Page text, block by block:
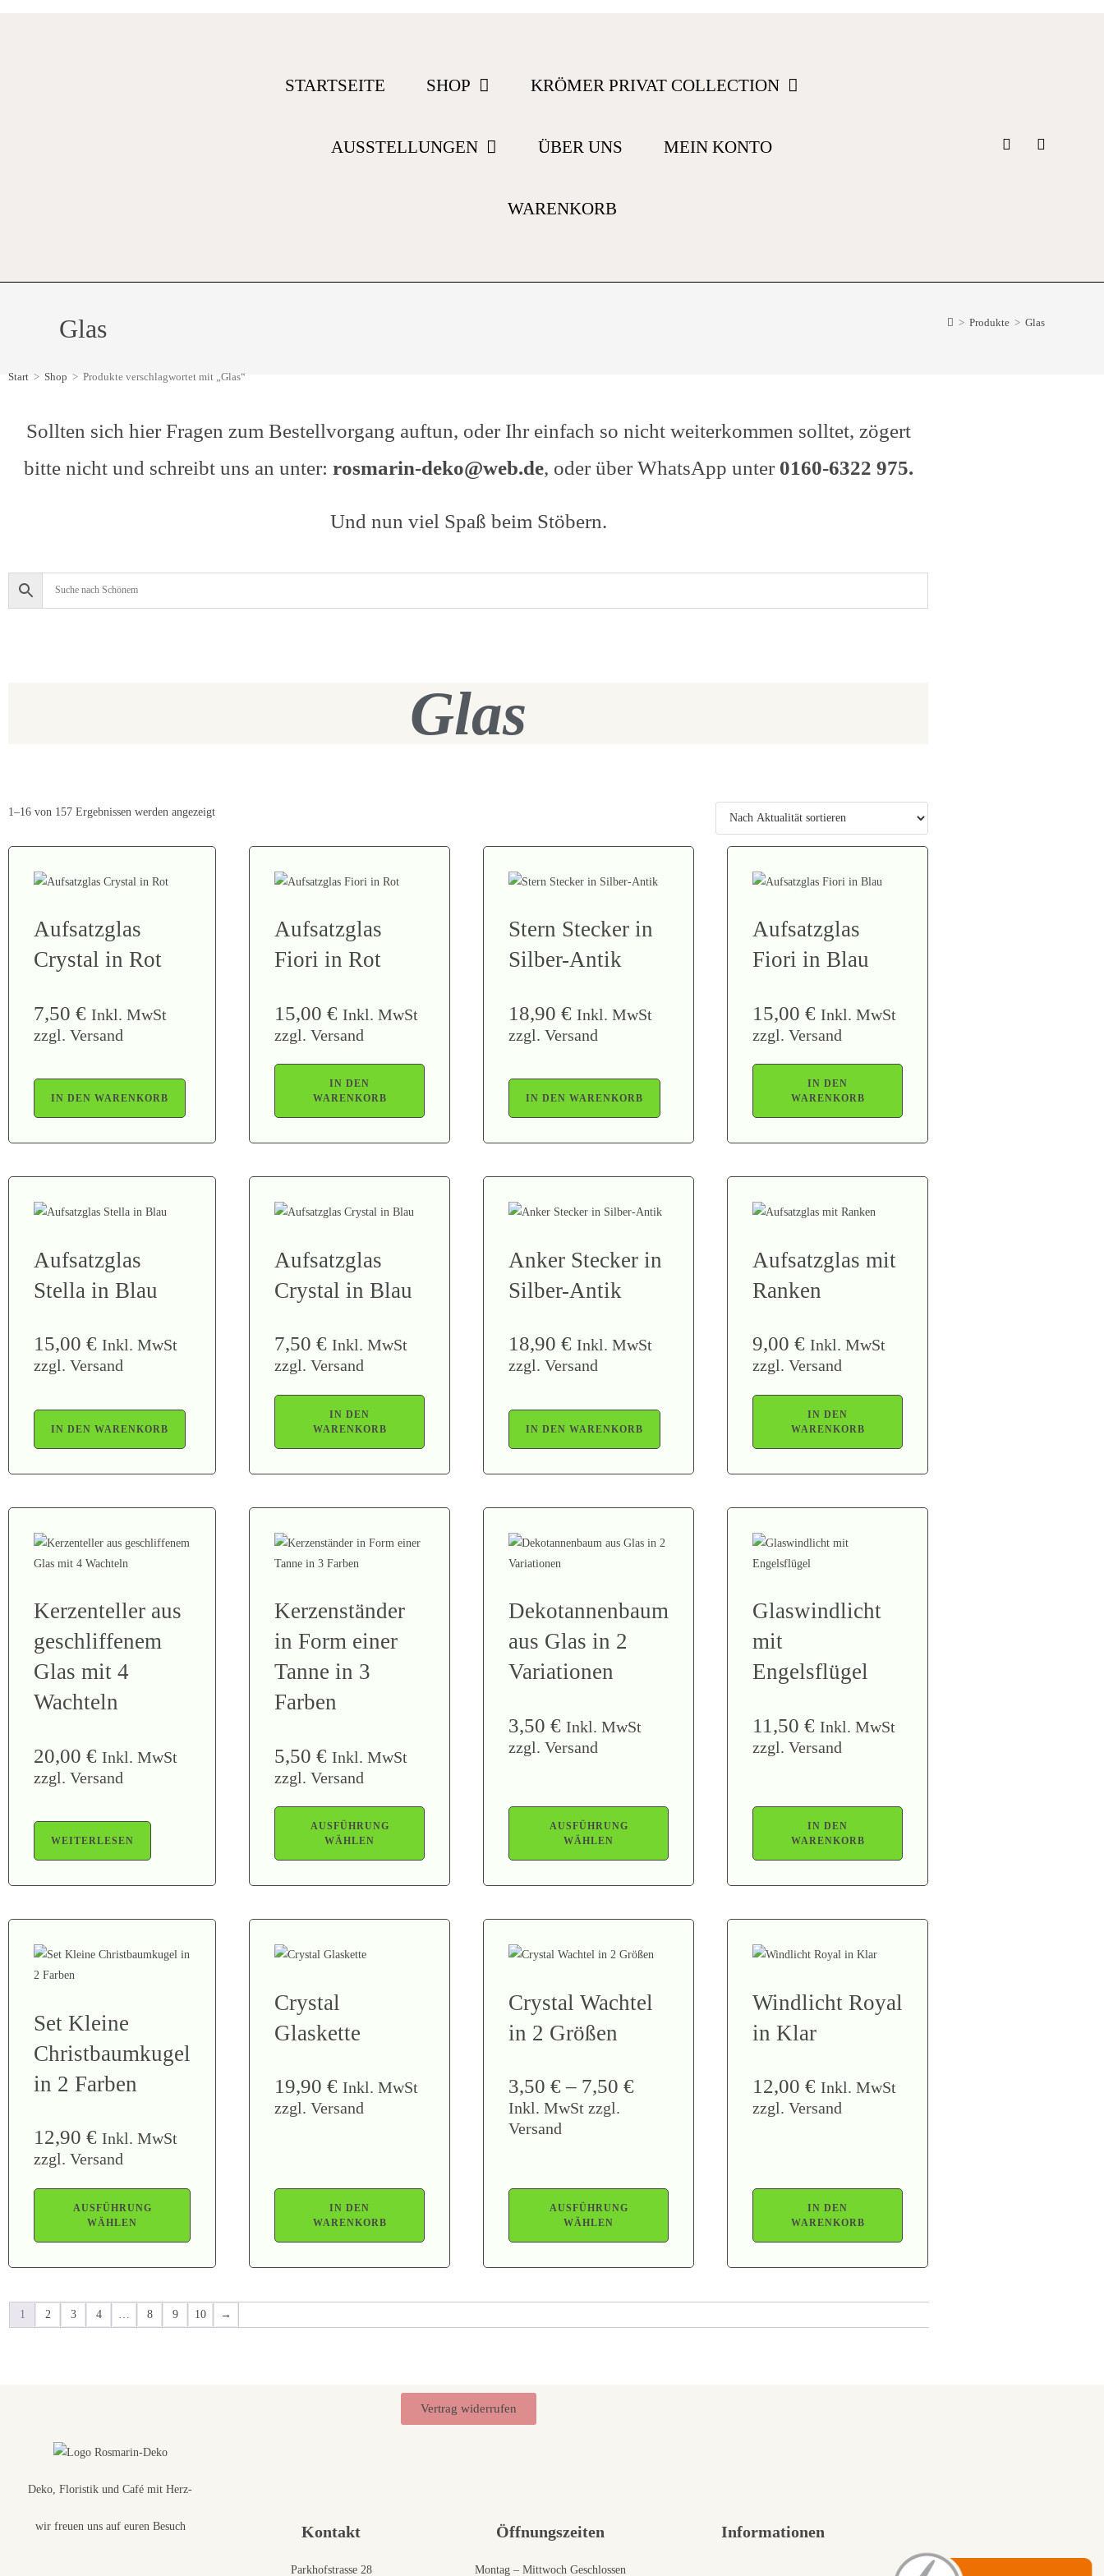
STARTSEITE SHOP KRÖMER PRIVAT COLLECTION
AUSSTELLUNGEN ÜBER UNS MEIN KONTO
WARENKORB
Glas > Produkte > Glas
Start > Shop > Produkte verschlagwortet mit „Glas“
Sollten sich hier Fragen zum Bestellvorgang auftun, oder Ihr einfach so nicht weiterkommen solltet, zögert
bitte nicht und schreibt uns an unter: rosmarin-deko@web.de, oder über WhatsApp unter 0160-6322 975.
Und nun viel Spaß beim Stöbern.
Glas
1–16 von 157 Ergebnissen werden angezeigt
Aufsatzglas
Crystal in Rot
7,50 € Inkl. MwSt
zzgl. Versand
IN DEN WARENKORB
Aufsatzglas
Fiori in Rot
15,00 € Inkl. MwSt
zzgl. Versand
IN DEN
WARENKORB
Stern Stecker in
Silber-Antik
18,90 € Inkl. MwSt
zzgl. Versand
IN DEN WARENKORB
Aufsatzglas
Fiori in Blau
15,00 € Inkl. MwSt
zzgl. Versand
IN DEN
WARENKORB
Aufsatzglas
Stella in Blau
15,00 € Inkl. MwSt
zzgl. Versand
IN DEN WARENKORB
Aufsatzglas
Crystal in Blau
7,50 € Inkl. MwSt
zzgl. Versand
IN DEN
WARENKORB
Anker Stecker in
Silber-Antik
18,90 € Inkl. MwSt
zzgl. Versand
IN DEN WARENKORB
Aufsatzglas mit
Ranken
9,00 € Inkl. MwSt
zzgl. Versand
IN DEN
WARENKORB
Kerzenteller aus
geschliffenem
Glas mit 4
Wachteln
20,00 € Inkl. MwSt
zzgl. Versand
WEITERLESEN
Kerzenständer
in Form einer
Tanne in 3
Farben
5,50 € Inkl. MwSt
zzgl. Versand
AUSFÜHRUNG
WÄHLEN
Dekotannenbaum
aus Glas in 2
Variationen
3,50 € Inkl. MwSt
zzgl. Versand
AUSFÜHRUNG
WÄHLEN
Glaswindlicht
mit
Engelsflügel
11,50 € Inkl. MwSt
zzgl. Versand
IN DEN
WARENKORB
Set Kleine
Christbaumkugel
in 2 Farben
12,90 € Inkl. MwSt
zzgl. Versand
AUSFÜHRUNG
WÄHLEN
Crystal
Glaskette
19,90 € Inkl. MwSt
zzgl. Versand
IN DEN
WARENKORB
Crystal Wachtel
in 2 Größen
3,50 € – 7,50 €
Inkl. MwSt zzgl.
Versand
AUSFÜHRUNG
WÄHLEN
Windlicht Royal
in Klar
12,00 € Inkl. MwSt
zzgl. Versand
IN DEN
WARENKORB
1 2 3 4 8 9 10 →
Vertrag widerrufen
Deko, Floristik und Café mit Herz-
wir freuen uns auf euren Besuch Kontakt
Parkhofstrasse 28
Öffnungszeiten
Montag – Mittwoch Geschlossen
Informationen